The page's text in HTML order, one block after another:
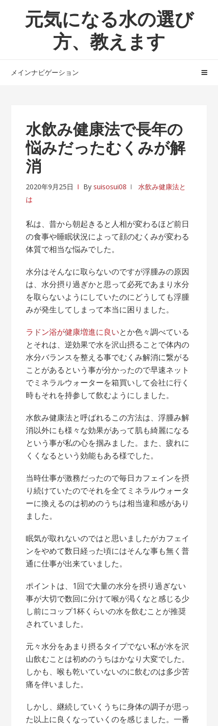
ョ
へ
元気になる水の選び
方、教えます
メインナビゲーション
水飲み健康法で長年の
悩みだったむくみが解
消
2020年9月25日 By suisosui08
水飲み健康法と
は
私は、昔から朝起きると人相が変わるほど前日
の食事や睡眠状況によって顔のむくみが変わる
体質で相当な悩みでした。
水分はそんなに取らないのですが浮腫みの原因
は、水分摂り過ぎかと思って必死であまり水分
を取らないようにしていたのにどうしても浮腫
みが発生してしまって本当に困りました。
ラドン浴が健康増進に良いとか色々調べている
とそれは、逆効果で水を沢山摂ることで体内の
水分バランスを整える事でむくみ解消に繋がる
ことがあるという事が分かったので早速ネット
でミネラルウォーターを箱買いして会社に行く
時もそれを持参して飲むようにしました。
水飲み健康法と呼ばれるこの方法は、浮腫み解
消以外にも様々な効果があって肌も綺麗になる
という事が私の心を掴みました。また、疲れに
くくなるという効能もある様でした。
当時仕事が激務だったので毎日カフェインを摂
り続けていたのでそれを全てミネラルウォータ
ーに換えるのは初めのうちは相当違和感があり
ました。
眠気が取れないのではと思いましたがカフェイ
ンをやめて数日経った頃にはそんな事も無く普
通に仕事が出来ていました。
ポイントは、1回で大量の水分を摂り過ぎない
事が大切で数回に分けて喉が渇くなと感じる少
し前にコップ1杯くらいの水を飲むことが推奨
されていました。
元々水分をあまり摂るタイプでない私が水を沢
山飲むことは初めのうちはかなり大変でした。
しかも、喉も乾いていないのに飲むのは多少苦
痛を伴いました。
しかし、継続していくうちに身体の調子が思っ
た以上に良くなっていくのを感じました。一番